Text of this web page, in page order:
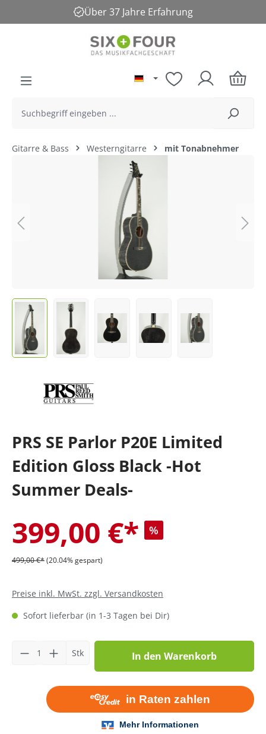
Über 37 Jahre Erfahrung
Gitarre & Bass Westerngitarre mit Tonabnehmer
Bildergalerie überspringen
PRS SE Parlor P20E Limited
Edition Gloss Black -Hot
Summer Deals-
399,00 €* %
499,00 €*(20.04% gespart)
Preise inkl. MwSt. zzgl. Versandkosten
Sofort lieferbar (in 1-3 Tagen bei Dir)
Produkt Anzahl: Gib den gewünschten
Stk In den Warenkorb